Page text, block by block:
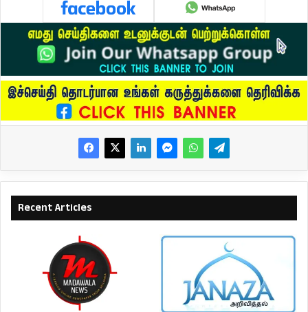
Recent Articles